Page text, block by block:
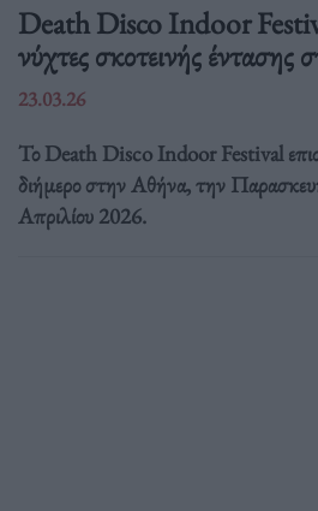
Death Disco Indoor
νύχτες σκοτεινής έντασης
23.03.26
Το Death Disco Indoor Festival
διήμερο στην Αθήνα, την
Απριλίου 2026.